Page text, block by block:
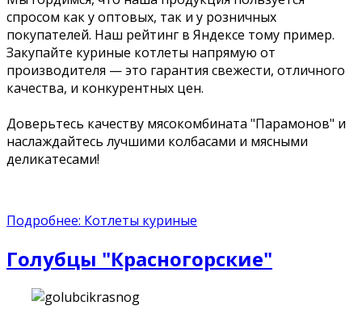
спросом как у оптовых, так и у розничных
покупателей. Наш рейтинг в Яндексе тому пример.
Закупайте куриные котлеты напрямую от
производителя — это гарантия свежести, отличного
качества, и конкурентных цен.
Доверьтесь качеству мясокомбината "Парамонов" и
наслаждайтесь лучшими колбасами и мясными
деликатесами!
Подробнее: Котлеты куриные
Голубцы "Красногорские"